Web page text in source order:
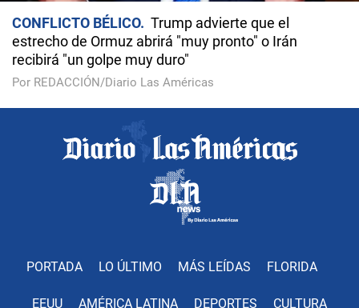
CONFLICTO BÉLICO
Trump advierte que el
estrecho de Ormuz abrirá "muy pronto" o Irán
recibirá "un golpe muy duro"
Por REDACCIÓN/Diario Las Américas
PORTADA LO ÚLTIMO MÁS LEÍDAS FLORIDA
EEUU AMÉRICA LATINA DEPORTES CULTURA